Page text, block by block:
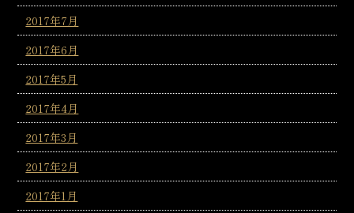
2017年7月
2017年6月
2017年5月
2017年4月
2017年3月
2017年2月
2017年1月